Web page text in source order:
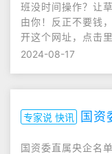
班没时间操作？让
由你！反正不要钱
开这个网址，点击
2024-08-17
专家说 快讯 国资
国资委直属央企名